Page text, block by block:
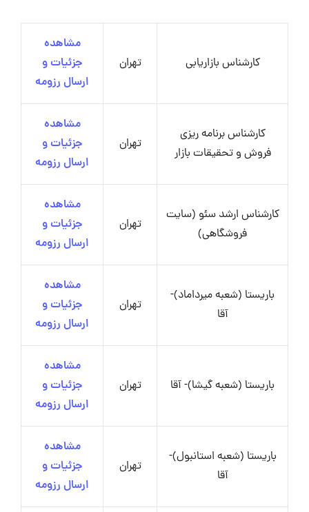
کارشناس بازاریابی تهران
مشاهده
جزئیات و
ارسال رزومه
کارشناس برنامه ریزی
فروش و تحقیقات بازار
تهران
مشاهده
جزئیات و
ارسال رزومه
کارشناس ارشد سئو (سایت
فروشگاهی)
تهران
مشاهده
جزئیات و
ارسال رزومه
باریستا (شعبه میرداماد)-
آقا
تهران
مشاهده
جزئیات و
ارسال رزومه
باریستا (شعبه گیشا)- آقا تهران
مشاهده
جزئیات و
ارسال رزومه
باریستا (شعبه استانبول)-
آقا
تهران
مشاهده
جزئیات و
ارسال رزومه